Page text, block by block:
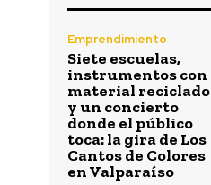
Emprendimiento
Siete escuelas,
instrumentos con
material reciclado
y un concierto
donde el público
toca: la gira de Los
Cantos de Colores
en Valparaíso